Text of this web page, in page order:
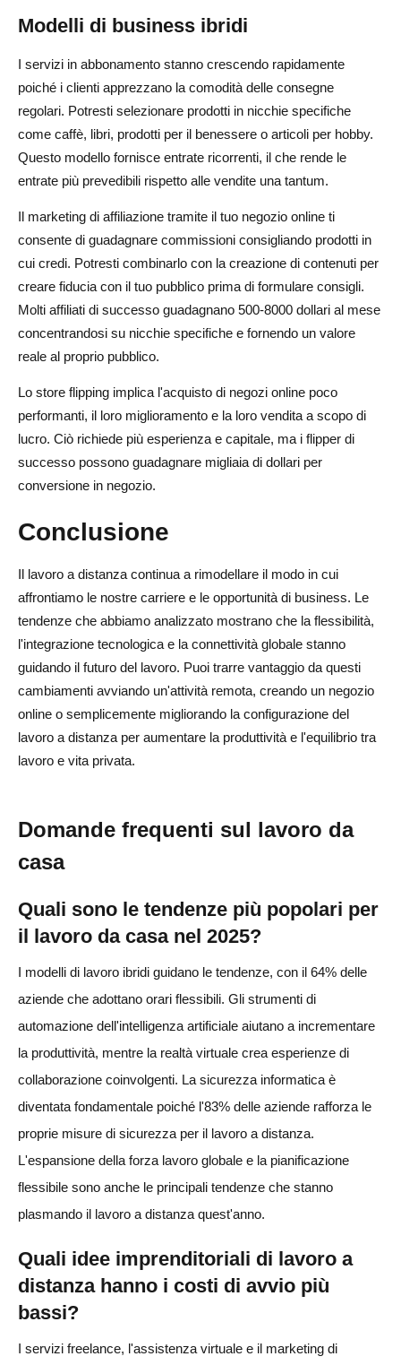
Modelli di business ibridi
I servizi in abbonamento stanno crescendo rapidamente
poiché i clienti apprezzano la comodità delle consegne
regolari. Potresti selezionare prodotti in nicchie specifiche
come caffè, libri, prodotti per il benessere o articoli per hobby.
Questo modello fornisce entrate ricorrenti, il che rende le
entrate più prevedibili rispetto alle vendite una tantum.
Il marketing di affiliazione tramite il tuo negozio online ti
consente di guadagnare commissioni consigliando prodotti in
cui credi. Potresti combinarlo con la creazione di contenuti per
creare fiducia con il tuo pubblico prima di formulare consigli.
Molti affiliati di successo guadagnano 500-8000 dollari al mese
concentrandosi su nicchie specifiche e fornendo un valore
reale al proprio pubblico.
Lo store flipping implica l'acquisto di negozi online poco
performanti, il loro miglioramento e la loro vendita a scopo di
lucro. Ciò richiede più esperienza e capitale, ma i flipper di
successo possono guadagnare migliaia di dollari per
conversione in negozio.
Conclusione
Il lavoro a distanza continua a rimodellare il modo in cui
affrontiamo le nostre carriere e le opportunità di business. Le
tendenze che abbiamo analizzato mostrano che la flessibilità,
l'integrazione tecnologica e la connettività globale stanno
guidando il futuro del lavoro. Puoi trarre vantaggio da questi
cambiamenti avviando un'attività remota, creando un negozio
online o semplicemente migliorando la configurazione del
lavoro a distanza per aumentare la produttività e l'equilibrio tra
lavoro e vita privata.
Domande frequenti sul lavoro da
casa
Quali sono le tendenze più popolari per
il lavoro da casa nel 2025?
I modelli di lavoro ibridi guidano le tendenze, con il 64% delle
aziende che adottano orari flessibili. Gli strumenti di
automazione dell'intelligenza artificiale aiutano a incrementare
la produttività, mentre la realtà virtuale crea esperienze di
collaborazione coinvolgenti. La sicurezza informatica è
diventata fondamentale poiché l'83% delle aziende rafforza le
proprie misure di sicurezza per il lavoro a distanza.
L'espansione della forza lavoro globale e la pianificazione
flessibile sono anche le principali tendenze che stanno
plasmando il lavoro a distanza quest'anno.
Quali idee imprenditoriali di lavoro a
distanza hanno i costi di avvio più
bassi?
I servizi freelance, l'assistenza virtuale e il marketing di